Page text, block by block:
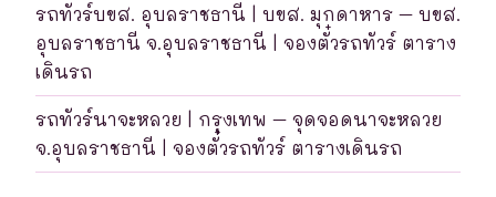
รถทัวร์บขส. อุบลราชธานี | บขส. มุกดาหาร – บขส.
อุบลราชธานี จ.อุบลราชธานี | จองตั๋วรถทัวร์ ตาราง
เดินรถ
รถทัวร์นาจะหลวย | กรุงเทพ – จุดจอดนาจะหลวย
จ.อุบลราชธานี | จองตั๋วรถทัวร์ ตารางเดินรถ